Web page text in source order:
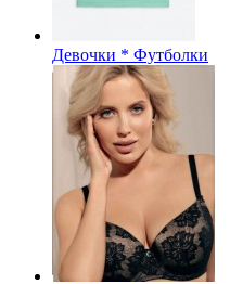
Девочки * Футболки